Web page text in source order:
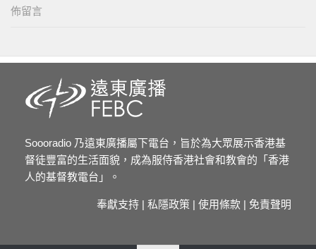
佈留言
Soooradio 乃遠東廣播屬下電台，旨於為大眾展示香港基
督徒豐富的生活面貌，成為服侍香港社會和教會的「香港
人的基督教電台」。
奉獻支持 | 私隱政策 | 使用條款 | 免責聲明